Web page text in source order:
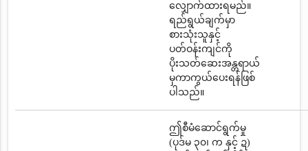
လျှောက်ထားရမည်။
ရည်ရွယ်ချက်မှာ
စားသုံးသူနှင့်
ပတ်ဝန်းကျင်ကို
ပိုးသတ်ဆေးအန္တရာယ်
မှကာကွယ်ပေးရန်ဖြစ်
ပါသည်။
ဤစီမံဆောင်ရွက်မှု
(ပုဒ်မ ၃၀၊ က နှင့် ဍ)